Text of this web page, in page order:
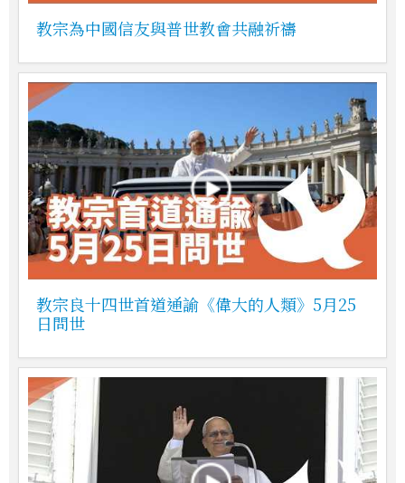
教宗為中國信友與普世教會共融祈禱
教宗良十四世首道通諭《偉大的人類》5月25
日問世